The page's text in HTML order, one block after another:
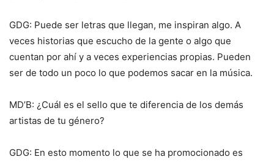
GDG: Puede ser letras que llegan, me inspiran algo. A
veces historias que escucho de la gente o algo que
cuentan por ahí y a veces experiencias propias. Pueden
ser de todo un poco lo que podemos sacar en la música.
MD’B: ¿Cuál es el sello que te diferencia de los demás
artistas de tu género?
GDG: En esto momento lo que se ha promocionado es